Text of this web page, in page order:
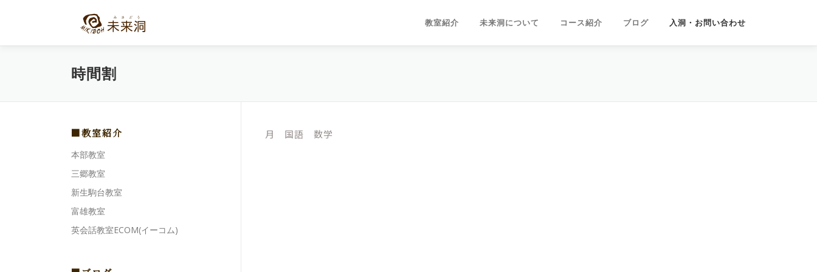
ン
教室紹介 未来洞について コース紹介 ブログ 入洞・お問い合わせ
時間割
月 国語 数学
■教室紹介
本部教室
三郷教室
新生駒台教室
富雄教室
英会話教室ECOM(イーコム)